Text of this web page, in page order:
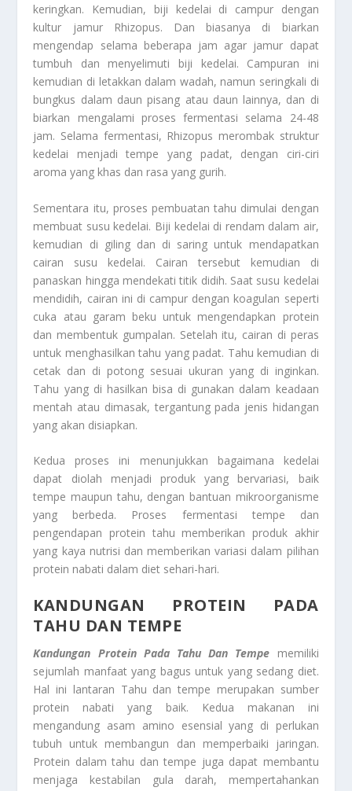
keringkan. Kemudian, biji kedelai di campur dengan
kultur jamur Rhizopus. Dan biasanya di biarkan
mengendap selama beberapa jam agar jamur dapat
tumbuh dan menyelimuti biji kedelai. Campuran ini
kemudian di letakkan dalam wadah, namun seringkali di
bungkus dalam daun pisang atau daun lainnya, dan di
biarkan mengalami proses fermentasi selama 24-48
jam. Selama fermentasi, Rhizopus merombak struktur
kedelai menjadi tempe yang padat, dengan ciri-ciri
aroma yang khas dan rasa yang gurih.
Sementara itu, proses pembuatan tahu dimulai dengan
membuat susu kedelai. Biji kedelai di rendam dalam air,
kemudian di giling dan di saring untuk mendapatkan
cairan susu kedelai. Cairan tersebut kemudian di
panaskan hingga mendekati titik didih. Saat susu kedelai
mendidih, cairan ini di campur dengan koagulan seperti
cuka atau garam beku untuk mengendapkan protein
dan membentuk gumpalan. Setelah itu, cairan di peras
untuk menghasilkan tahu yang padat. Tahu kemudian di
cetak dan di potong sesuai ukuran yang di inginkan.
Tahu yang di hasilkan bisa di gunakan dalam keadaan
mentah atau dimasak, tergantung pada jenis hidangan
yang akan disiapkan.
Kedua proses ini menunjukkan bagaimana kedelai
dapat diolah menjadi produk yang bervariasi, baik
tempe maupun tahu, dengan bantuan mikroorganisme
yang berbeda. Proses fermentasi tempe dan
pengendapan protein tahu memberikan produk akhir
yang kaya nutrisi dan memberikan variasi dalam pilihan
protein nabati dalam diet sehari-hari.
KANDUNGAN PROTEIN PADA
TAHU DAN TEMPE
Kandungan Protein Pada Tahu Dan Tempe memiliki
sejumlah manfaat yang bagus untuk yang sedang diet.
Hal ini lantaran Tahu dan tempe merupakan sumber
protein nabati yang baik. Kedua makanan ini
mengandung asam amino esensial yang di perlukan
tubuh untuk membangun dan memperbaiki jaringan.
Protein dalam tahu dan tempe juga dapat membantu
menjaga kestabilan gula darah, mempertahankan